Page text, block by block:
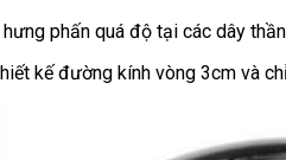
phấn giảm
giá
quá độ tại đấu
giá
các dây
kế đường kính vòng 3cm chất
và